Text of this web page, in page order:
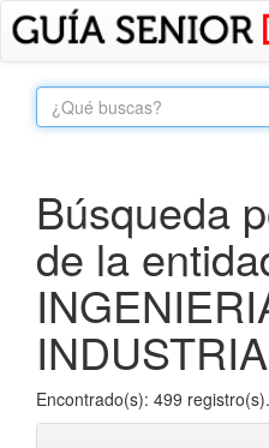
Búsqueda
de la
Encontrado(s): 499 registro(s).